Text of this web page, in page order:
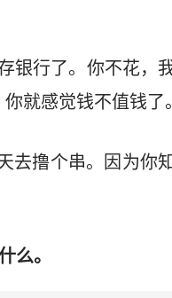
银行了。你不花，
就感觉钱不值钱了。
去撸个串。因为你
么。